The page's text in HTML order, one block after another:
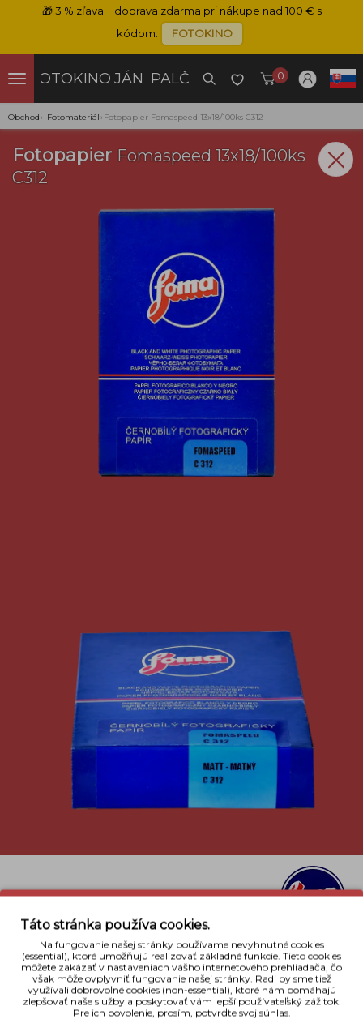
🎁3 % zľava + doprava zdarma pri nákupe nad 100 € s
kódom:
FOTOKINO
FOTOKINO JÁN PALČO 0
Obchod › Fotomateriál › Fotopapier Fomaspeed 13x18/100ks C312
Fotopapier Fomaspeed 13x18/100ks
C312
Popis
Fomaspeed je čiernobiely matný fotopapier formátu
13x18cm tvrdéj gradácií v množstve 100 listov. Je
jeden z najobľubenejších fotopapierov pri výrobe
čierno-bielých fotografií.
Táto stránka používa cookies.
Na fungovanie našej stránky používame nevyhnutné cookies
(essential), ktoré umožňujú realizovať základné funkcie. Tieto cookies
môžete zakázať v nastaveniach vášho internetového prehliadača, čo
však môže ovplyvniť fungovanie našej stránky. Radi by sme tiež
využívali dobrovoľné cookies (non-essential), ktoré nám pomáhajú
zlepšovať naše služby a poskytovať vám lepší používateľský zážitok.
Pre ich povolenie, prosím, potvrďte svoj súhlas.